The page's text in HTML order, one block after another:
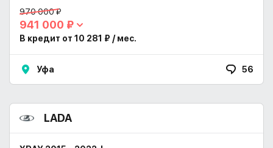
970 000 ₽
941 000 ₽
В кредит от 10 281 ₽ / мес.
Уфа 56
LADA